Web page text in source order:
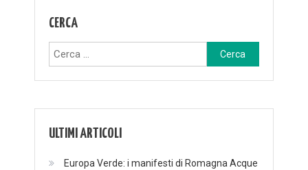
CERCA
Ricerca
per:
ULTIMI ARTICOLI
Europa Verde: i manifesti di Romagna Acque